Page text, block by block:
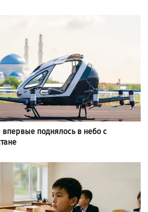
впервые поднялось в небо с